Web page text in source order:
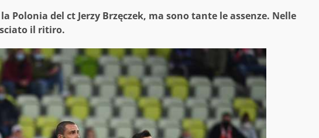
Polonia del ct Jerzy Brzęczek, ma sono tante le assenze. Nelle
il ritiro.